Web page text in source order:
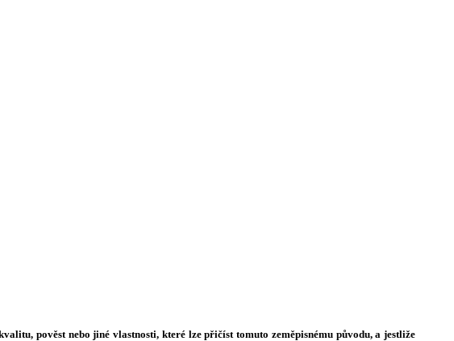
pověst nebo jiné vlastnosti, které lze přičíst tomuto zeměpisnému původu, a jestliže